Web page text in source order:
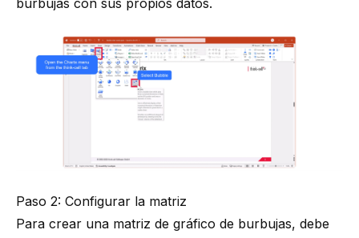
Paso 2: Configurar la matriz
Para crear una matriz de gráfico de burbujas, debe